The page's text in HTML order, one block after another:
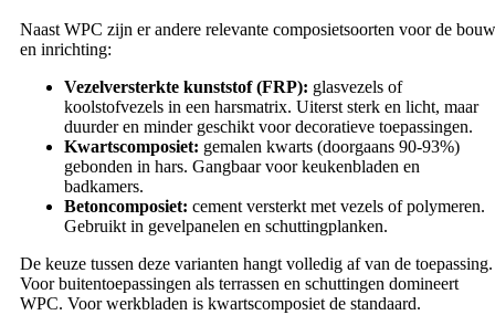
Naast WPC zijn er andere relevante composietsoorten voor de bouw
en inrichting:
Vezelversterkte kunststof (FRP): glasvezels of
koolstofvezels in een harsmatrix. Uiterst sterk en licht, maar
duurder en minder geschikt voor decoratieve toepassingen.
Kwartscomposiet: gemalen kwarts (doorgaans 90-93%)
gebonden in hars. Gangbaar voor keukenbladen en
badkamers.
Betoncomposiet: cement versterkt met vezels of polymeren.
Gebruikt in gevelpanelen en schuttingplanken.
De keuze tussen deze varianten hangt volledig af van de toepassing.
Voor buitentoepassingen als terrassen en schuttingen domineert
WPC. Voor werkbladen is kwartscomposiet de standaard.